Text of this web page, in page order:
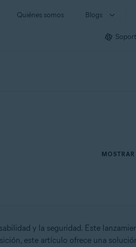
Quiénes somos Blogs
MOSTRAR
y la seguridad. Este
este artículo ofrece una